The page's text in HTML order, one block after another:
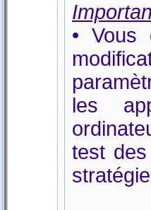
• Vous
les
test